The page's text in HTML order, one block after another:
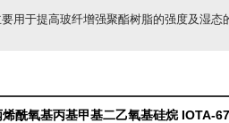
用于提高玻纤增强聚酯树脂的强度及湿态
酰氧基丙基甲基二乙氧基硅烷 IOTA-